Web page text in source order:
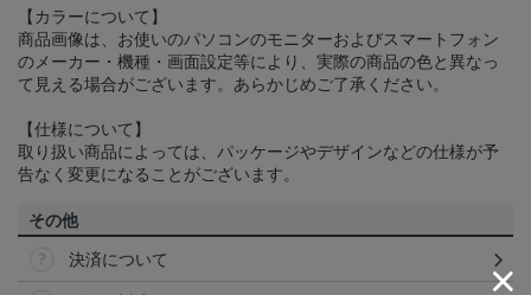
【カラーについて】
商品画像は、お使いのパソコンのモニターおよびスマートフォン
のメーカー・機種・画面設定等により、実際の商品の色と異なっ
て見える場合がございます。あらかじめご了承ください。
【仕様について】
取り扱い商品によっては、パッケージやデザインなどの仕様が予
告なく変更になることがございます。
その他
決済について